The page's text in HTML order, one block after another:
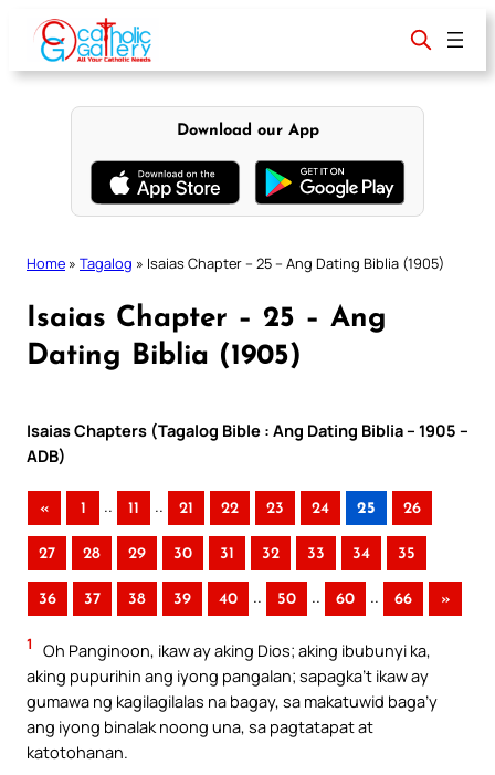
content
Download our App
Home » Tagalog » Isaias Chapter – 25 – Ang Dating Biblia (1905)
Isaias Chapter – 25 – Ang
Dating Biblia (1905)
Isaias Chapters (Tagalog Bible : Ang Dating Biblia – 1905 –
ADB)
« 1 .. 11 .. 21 22 23 24 25 26
27 28 29 30 31 32 33 34 35
36 37 38 39 40 .. 50 .. 60 .. 66 »
1
Oh Panginoon, ikaw ay aking Dios; aking ibubunyi ka,
aking pupurihin ang iyong pangalan; sapagka’t ikaw ay
gumawa ng kagilagilalas na bagay, sa makatuwid baga’y
ang iyong binalak noong una, sa pagtatapat at
katotohanan.